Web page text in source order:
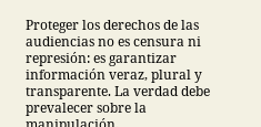
Proteger los derechos de las
audiencias no es censura ni
represión: es garantizar
información veraz, plural y
transparente. La verdad debe
prevalecer sobre la